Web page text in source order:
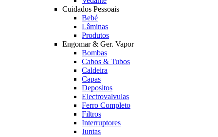
Cuidados Pessoais
Bebé
Lâminas
Produtos
Engomar & Ger. Vapor
Bombas
Cabos & Tubos
Caldeira
Capas
Depositos
Electrovalvulas
Ferro Completo
Filtros
Interruptores
Juntas